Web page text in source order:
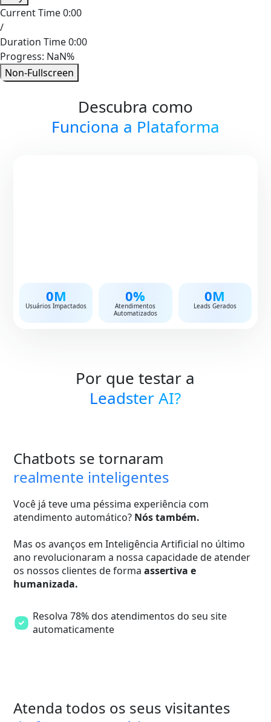
Current Time0:00
/
Duration Time0:00
Progress: NaN%
Non-Fullscreen
Descubra como
Funciona a Plataforma
0M
Usuários Impactados
0%
Atendimentos
Automatizados
0M
Leads Gerados
Por que testar a
Leadster AI?
Chatbots se tornaram
realmente inteligentes
Você já teve uma péssima experiência com
atendimento automático? Nós também.
Mas os avanços em Inteligência Artificial no último
ano revolucionaram a nossa capacidade de atender
os nossos clientes de formaassertiva e
humanizada.
Resolva 78% dos atendimentos do seu site
automaticamente
Atenda todos os seus visitantes